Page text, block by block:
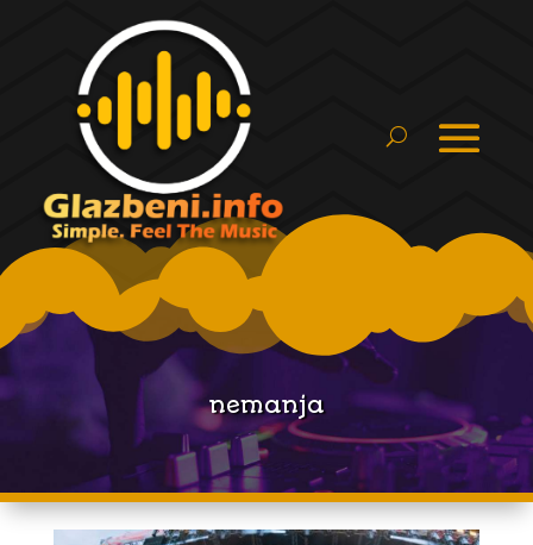
nemanja